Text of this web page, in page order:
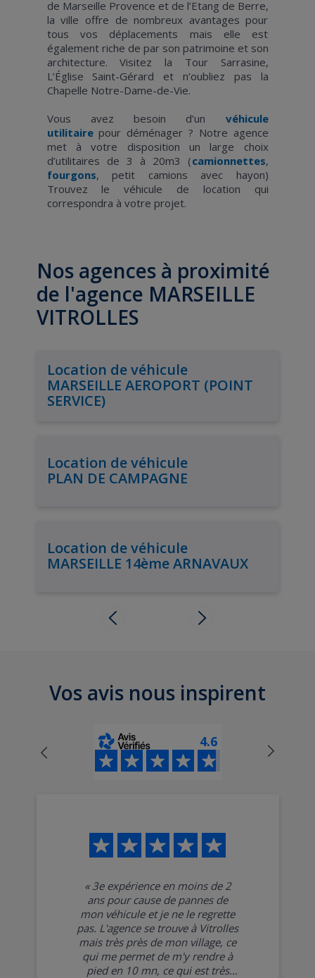
de Marseille Provence et de l’Etang de Berre,
la ville offre de nombreux avantages pour
tous vos déplacements mais elle est
également riche de par son patrimoine et son
architecture. Visitez la Tour Sarrasine,
L’Église Saint-Gérard et n’oubliez pas la
Chapelle Notre-Dame-de-Vie.
Vous avez besoin d’un véhicule
utilitairepour déménager ? Notre agence
met à votre disposition un large choix
d’utilitaires de 3 à 20m3 (camionnettes,
fourgons, petit camions avec hayon)
Trouvez le véhicule de location qui
correspondra à votre projet.
Nos agences à proximité
de l'agence MARSEILLE
VITROLLES
Location de véhicule
MARSEILLE AEROPORT (POINT
SERVICE)
Location de véhicule
PLAN DE CAMPAGNE
Location de véhicule
MARSEILLE 14ème ARNAVAUX
Vos avis nous inspirent
4.6
« 3e expérience en moins de 2
ans pour cause de pannes de
mon véhicule et je ne le regrette
pas. L'agence se trouve à Vitrolles
mais très près de mon village, ce
qui me permet de m'y rendre à
pied en 10 mn, ce qui est très